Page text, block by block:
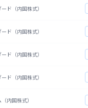
ド（内国株式）
ド（内国株式）
ド（内国株式）
ド（内国株式）
内国株式）